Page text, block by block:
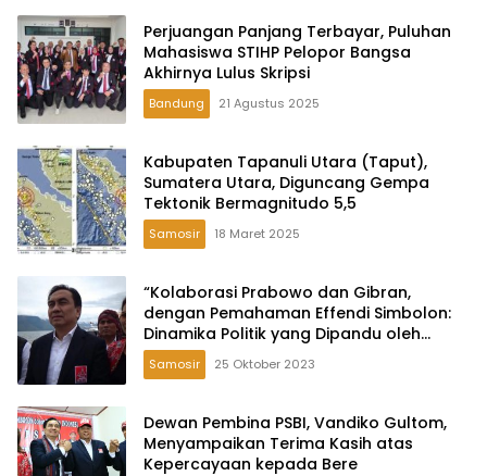
Perjuangan Panjang Terbayar, Puluhan
Mahasiswa STIHP Pelopor Bangsa
Akhirnya Lulus Skripsi
Bandung 21 Agustus 2025
Kabupaten Tapanuli Utara (Taput),
Sumatera Utara, Diguncang Gempa
Tektonik Bermagnitudo 5,5
Samosir 18 Maret 2025
“Kolaborasi Prabowo dan Gibran,
dengan Pemahaman Effendi Simbolon:
Dinamika Politik yang Dipandu oleh
Mereka yang Bertanggung Jawab”
Samosir 25 Oktober 2023
Dewan Pembina PSBI, Vandiko Gultom,
Menyampaikan Terima Kasih atas
Kepercayaan kepada Bere